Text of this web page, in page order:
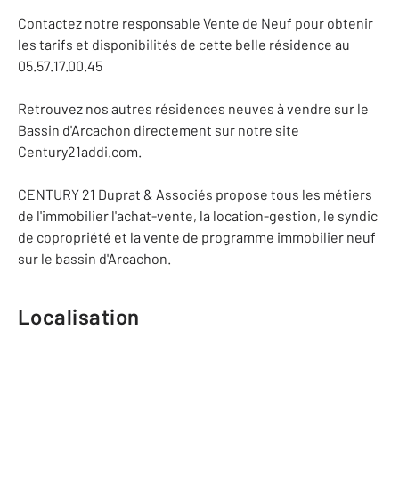
Contactez notre responsable Vente de Neuf pour obtenir
les tarifs et disponibilités de cette belle résidence au
05.57.17.00.45
Retrouvez nos autres résidences neuves à vendre sur le
Bassin d'Arcachon directement sur notre site
Century21addi.com.
CENTURY 21 Duprat & Associés propose tous les métiers
de l'immobilier l'achat-vente, la location-gestion, le syndic
de copropriété et la vente de programme immobilier neuf
sur le bassin d'Arcachon.
Localisation